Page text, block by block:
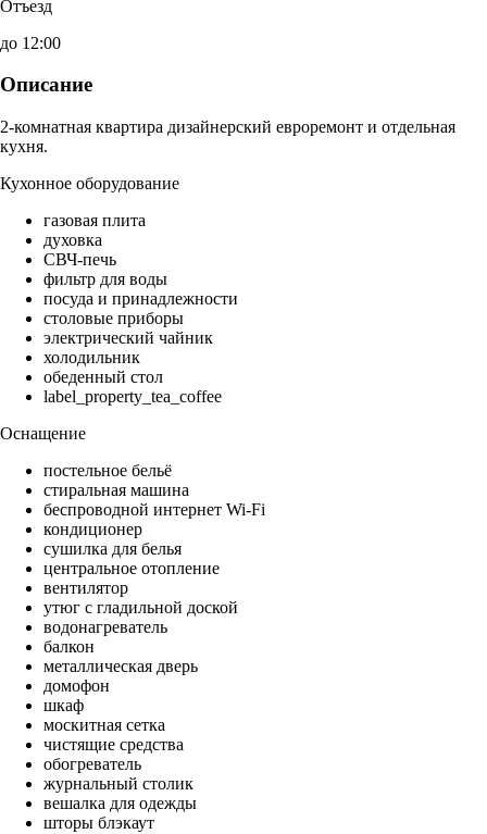
Отъезд
до 12:00
Описание
2-комнатная квартира дизайнерский евроремонт и отдельная
кухня.
Кухонное оборудование
газовая плита
духовка
СВЧ-печь
фильтр для воды
посуда и принадлежности
столовые приборы
электрический чайник
холодильник
обеденный стол
label_property_tea_coffee
Оснащение
постельное бельё
стиральная машина
беспроводной интернет Wi-Fi
кондиционер
сушилка для белья
центральное отопление
вентилятор
утюг с гладильной доской
водонагреватель
балкон
металлическая дверь
домофон
шкаф
москитная сетка
чистящие средства
обогреватель
журнальный столик
вешалка для одежды
шторы блэкаут